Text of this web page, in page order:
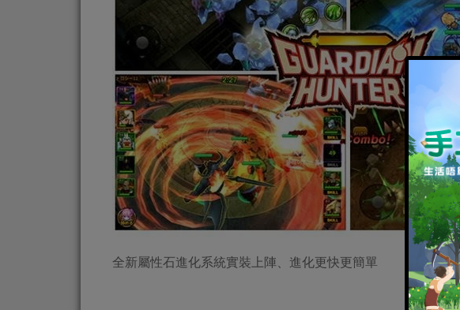
全新屬性石進化系統實裝上陣、進化更快更簡單